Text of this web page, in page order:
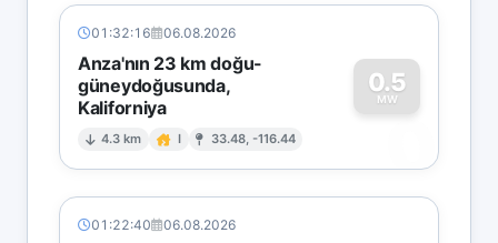
01:32:16 06.08.2026
Anza'nın 23 km doğu-
güneydoğusunda,
Kaliforniya
4.3 km I 33.48, -116.44
0.5
MW
0
01:22:40 06.08.2026